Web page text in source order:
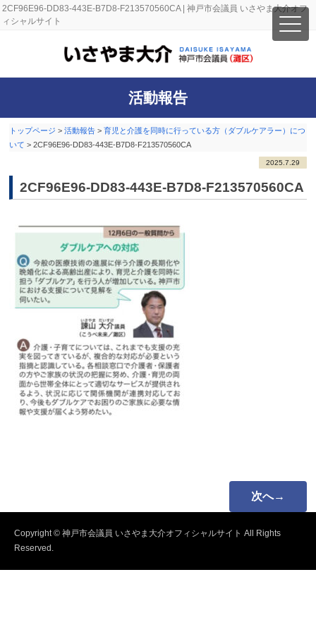
2CF96E96-DD83-443E-B7D8-F213570560CA | 神戸市会議員 いさやま大介オフ
ィシャルサイト
活動報告
トップページ >活動報告 >育児と介護を同時に行っている方（ダブルケアラー）につ
いて >2CF96E96-DD83-443E-B7D8-F213570560CA
2025.7.29
2CF96E96-DD83-443E-B7D8-F213570560CA
次へ→
Copyright © 神戸市会議員 いさやま大介オフィシャルサイト All Rights
Reserved.